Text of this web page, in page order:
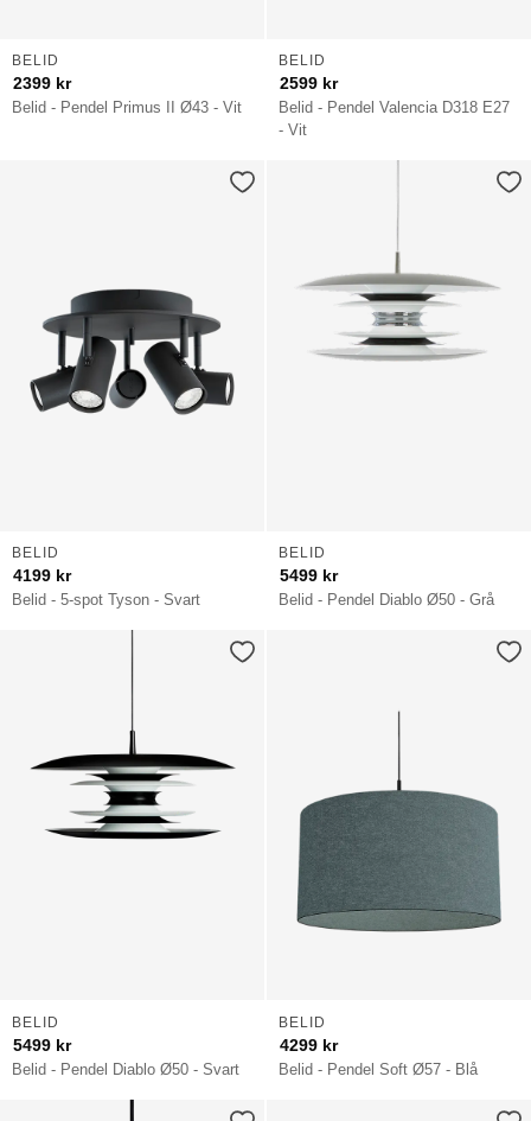
Belid - Pendel Primus II Ø43 - Vit
BELID
2399 kr
Belid - Pendel Valencia D318 E27
- Vit
BELID
2599 kr
Belid - 5-spot Tyson - Svart
BELID
4199 kr
Belid - Pendel Diablo Ø50 - Grå
BELID
5499 kr
Belid - Pendel Diablo Ø50 - Svart
BELID
5499 kr
Belid - Pendel Soft Ø57 - Blå
BELID
4299 kr